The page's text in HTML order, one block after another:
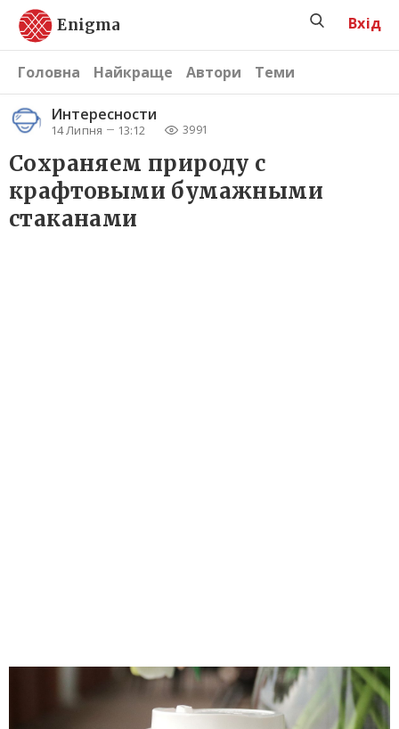
Enigma
Головна Найкраще Автори Теми
Вхід
Интересности
14 Липня 13:12 3991
Сохраняем природу с
крафтовыми бумажными
стаканами